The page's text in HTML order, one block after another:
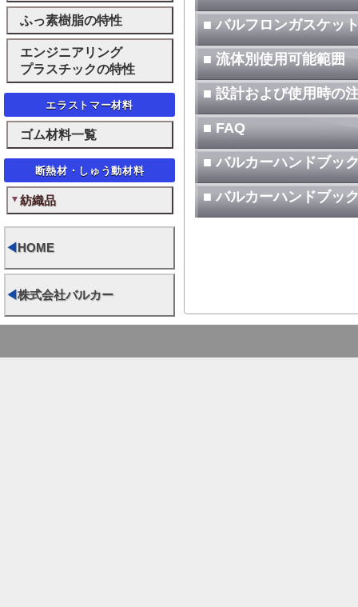
ふっ素樹脂の特性
エンジニアリング
プラスチックの特性
エラストマー材料
ゴム材料一覧
断熱材・しゅう動材料
紡織品
◀HOME
◀株式会社バルカー
■ バルフロンガスケッ
■ 流体別使用可能範囲
■ 設計および使用時の
■ FAQ
■ バルカーハンドブッ
■ バルカーハンドブッ